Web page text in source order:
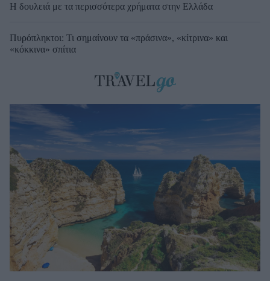
Η δουλειά με τα περισσότερα χρήματα στην Ελλάδα
Πυρόπληκτοι: Τι σημαίνουν τα «πράσινα», «κίτρινα» και
«κόκκινα» σπίτια